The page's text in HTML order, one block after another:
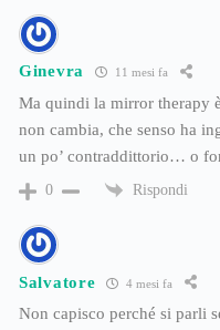
Ginevra 11 mesi fa
Ma quindi la mirror therapy
non cambia, che senso ha
un po’ contraddittorio… o
0 Rispondi
Salvatore 4 mesi fa
Non capisco perché si parli